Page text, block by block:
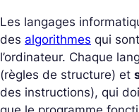
Les langages
des algorithmes qui
l’ordinateur. Chaque
(règles de structure) et
des instructions), qui